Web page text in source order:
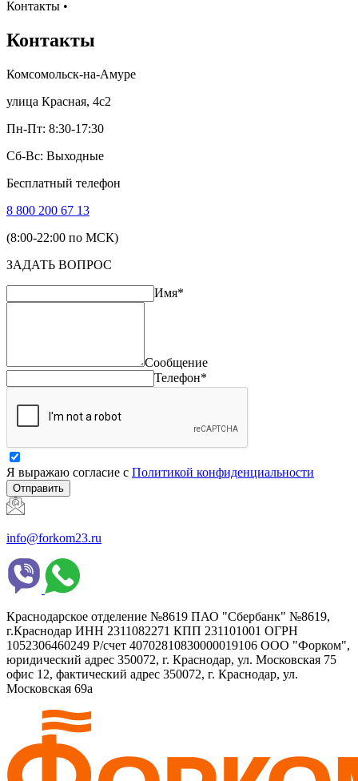
Контакты •
Контакты
Комсомольск-на-Амуре
улица Красная, 4с2
Пн-Пт: 8:30-17:30
Сб-Вс: Выходные
Бесплатный телефон
8 800 200 67 13
(8:00-22:00 по МСК)
ЗАДАТЬ ВОПРОС
Имя*
Сообщение
Телефон*
Я выражаю согласие с Политикой конфиденциальности
Отправить
info@forkom23.ru
Краснодарское отделение №8619 ПАО "Сбербанк" №8619,
г.Краснодар ИНН 2311082271 КПП 231101001 ОГРН
1052306460249 Р/счет 40702810830000019106 ООО "Форком",
юридический адрес 350072, г. Краснодар, ул. Московская 75
офис 12, фактический адрес 350072, г. Краснодар, ул.
Московская 69а